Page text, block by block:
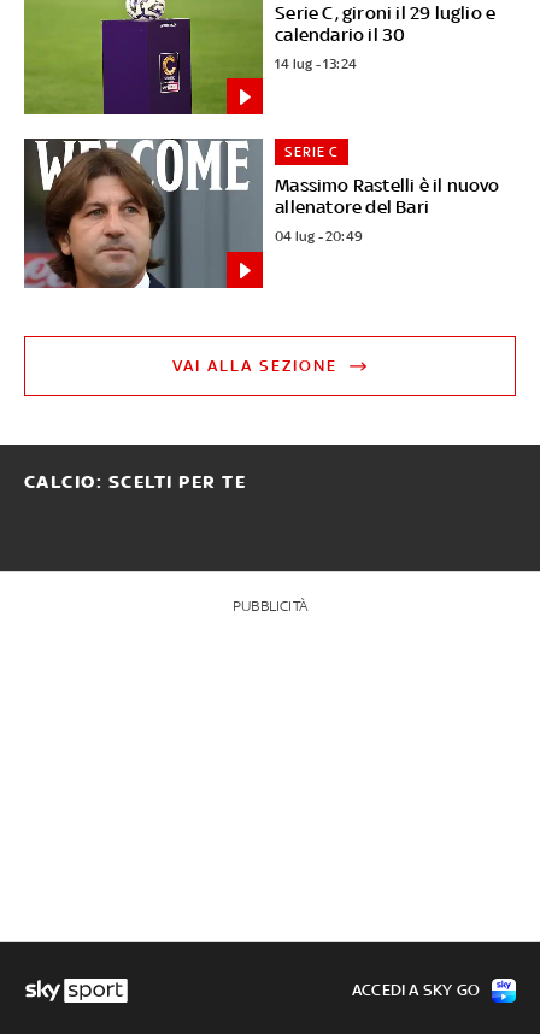
Serie C, gironi il 29 luglio e
calendario il 30
14 lug - 13:24
Massimo Rastelli è il nuovo
allenatore del Bari
SERIE C
04 lug - 20:49
VAI ALLA SEZIONE
CALCIO: SCELTI PER TE
PUBBLICITÀ
ACCEDI A SKY GO